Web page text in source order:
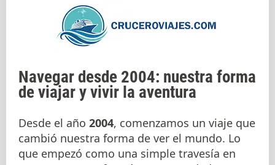
Navegar desde 2004: nuestra forma
de viajar y vivir la aventura
Desde el año 2004, comenzamos un viaje que
cambió nuestra forma de ver el mundo. Lo
que empezó como una simple travesía en